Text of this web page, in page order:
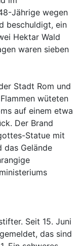
Jährige wegen
beschuldigt, ein
Hektar Wald
waren sieben
Stadt Rom und
wüteten
auf einem etwa
Der Brand
Statue mit
das Gelände
Seit 15. Juni
das sind